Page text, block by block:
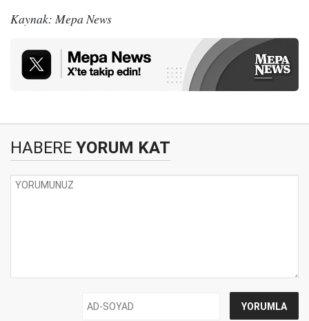
Kaynak: Mepa News
HABERE YORUM KAT